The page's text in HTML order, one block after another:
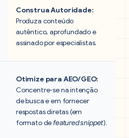
Construa Autoridade:
Produza conteúdo
autêntico, aprofundado e
assinado por especialistas.
Otimize para AEO/GEO:
Concentre-se na intenção
de busca e em fornecer
respostas diretas (em
formato defeatured snippet).